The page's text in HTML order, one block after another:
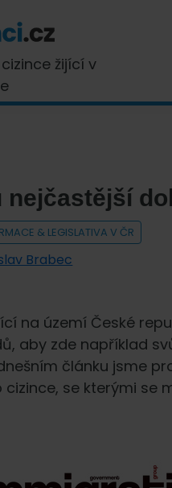
žijící v
nejčastější
& LEGISLATIVA V ČR
Brabec
na území České
aby zde například
článku jsme
se kterými se